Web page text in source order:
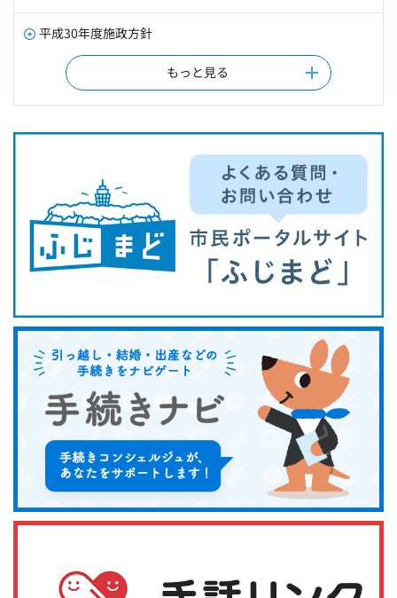
平成30年度施政方針
もっと見る